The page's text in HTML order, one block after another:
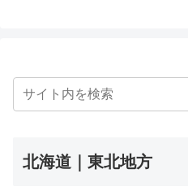
北海道｜東北地方